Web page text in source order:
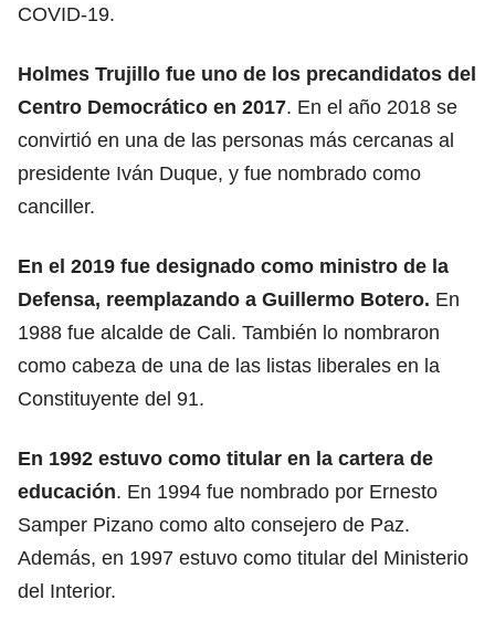
COVID-19.
Holmes Trujillo fue uno de los precandidatos del
Centro Democrático en 2017. En el año 2018 se
convirtió en una de las personas más cercanas al
presidente Iván Duque, y fue nombrado como
canciller.
En el 2019 fue designado como ministro de la
Defensa, reemplazando a Guillermo Botero. En
1988 fue alcalde de Cali. También lo nombraron
como cabeza de una de las listas liberales en la
Constituyente del 91.
En 1992 estuvo como titular en la cartera de
educación. En 1994 fue nombrado por Ernesto
Samper Pizano como alto consejero de Paz.
Además, en 1997 estuvo como titular del Ministerio
del Interior.